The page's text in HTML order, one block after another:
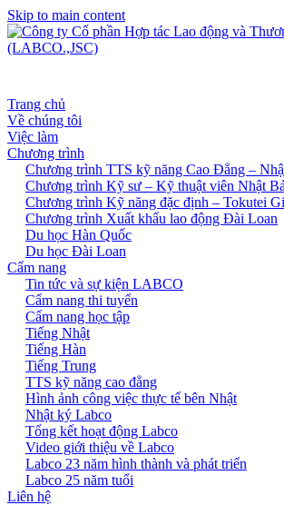
Skip to main content
Trang chủ
Về chúng tôi
Việc làm
Chương trình
Chương trình TTS kỹ năng Cao Đẳng –
Chương trình Kỹ sư – Kỹ thuật viên Nhật
Chương trình Kỹ năng đặc định – Tokutei
Chương trình Xuất khẩu lao động Đài Loan
Du học Hàn Quốc
Du học Đài Loan
Cẩm nang
Tin tức và sự kiện LABCO
Cẩm nang thi tuyển
Cẩm nang học tập
Tiếng Nhật
Tiếng Hàn
Tiếng Trung
TTS kỹ năng cao đẳng
Hình ảnh công việc thực tế bên Nhật
Nhật ký Labco
Tổng kết hoạt động Labco
Video giới thiệu về Labco
Labco 23 năm hình thành và phát triển
Labco 25 năm tuổi
Liên hệ